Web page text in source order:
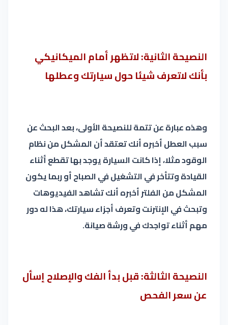
النصيحة الثانية: لاتظهر أمام الميكانيكي
بأنك لاتعرف شيئا حول سيارتك وعطلها
وهذه عبارة عن تتمة للنصيحة الأولى، بعد البحث عن
سبب العطل أخبره أنك تعتقد أن المشكل من نظام
الوقود مثلا، إذا كانت السيارة يوجد بها تقطع أثناء
القيادة وتتأخر في التشغيل في الصباح أو ربما يكون
المشكل من الفلتر أخبره أنك تشاهد الفيديوهات
وتبحث في الإنترنت وتعرف أجزاء سيارتك، هذا له دور
مهم أثناء تواجدك في ورشة صيانة.
النصيحة الثالثة: قبل بدأ الفك والإصلاح إسأل
عن سعر الفحص